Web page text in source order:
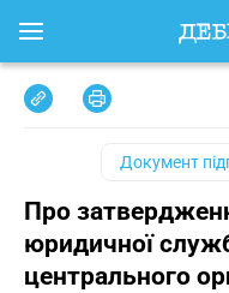
Документ
Про
юридичної
центрального